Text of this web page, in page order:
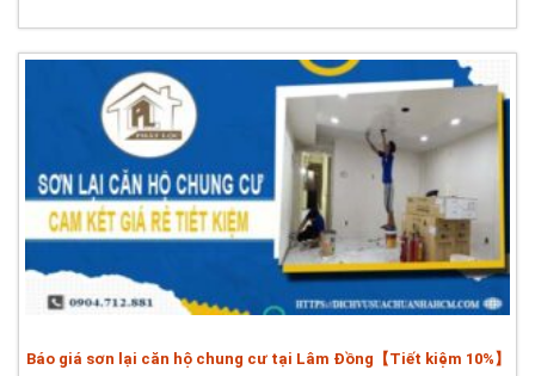
Báo giá sơn lại căn hộ chung cư tại Lâm Đồng【Tiết kiệm 10%】